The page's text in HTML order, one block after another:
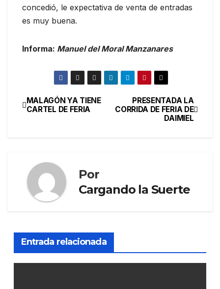
concedió, le expectativa de venta de entradas
es muy buena.
Informa: Manuel del Moral Manzanares
PRESENTADA LA
CORRIDA DE FERIA DE
DAIMIEL
MALAGÓN YA TIENE
CARTEL DE FERIA
Por
Cargando la Suerte
Entrada relacionada